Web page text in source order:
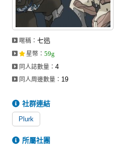
暱稱：七迅
星幣 ：59g
同人誌數量：4
同人周邊數量： 19
社群連結
Plurk
所屬社團